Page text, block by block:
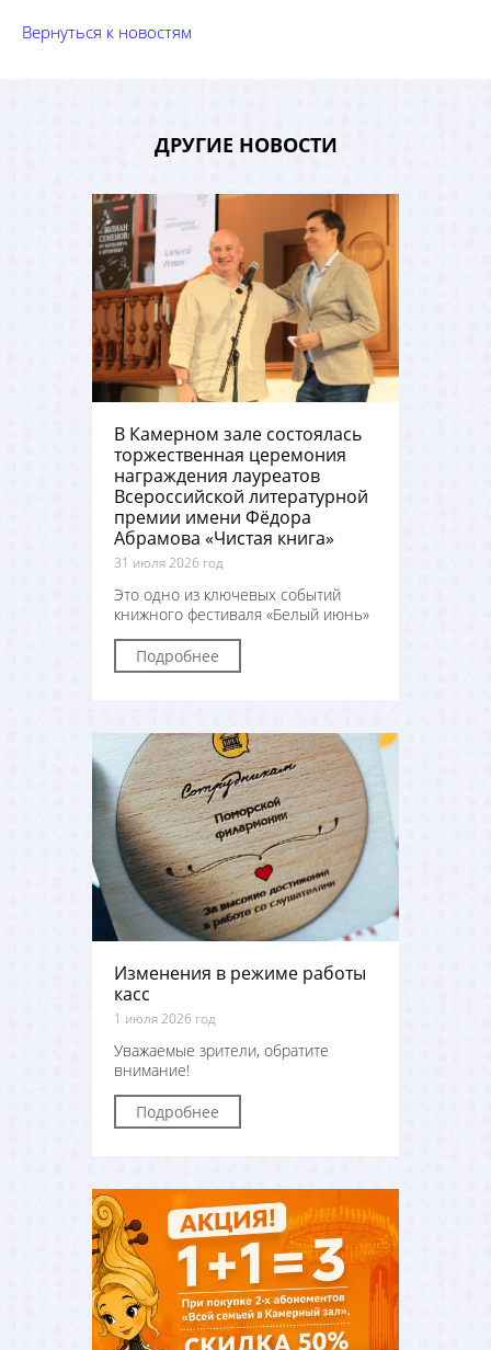
Вернуться к новостям
ДРУГИЕ НОВОСТИ
В Камерном зале состоялась
торжественная церемония
награждения лауреатов
Всероссийской литературной
премии имени Фёдора
Абрамова «Чистая книга»
31 июля 2026 год
Это одно из ключевых событий
книжного фестиваля «Белый июнь»
Подробнее
Изменения в режиме работы
касс
1 июля 2026 год
Уважаемые зрители, обратите
внимание!
Подробнее